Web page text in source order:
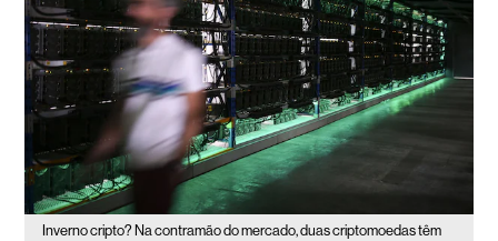
Inverno cripto? Na contramão do mercado, duas criptomoedas têm